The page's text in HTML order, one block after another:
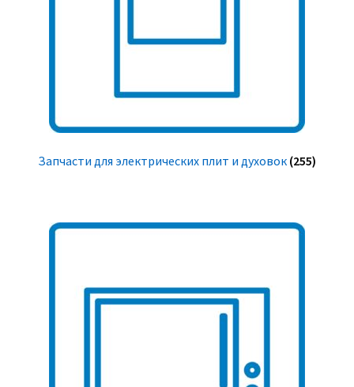
Запчасти для электрических плит и духовок (255)